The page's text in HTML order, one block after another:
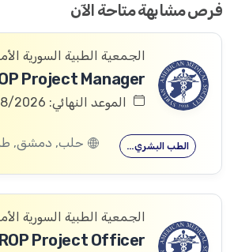
فرص مشابهة متاحة الآن
الجمعية الطبية السورية
Project Manager
الموعد النهائي: 30/08/2026
الطب البشري…
الجمعية الطبية السورية